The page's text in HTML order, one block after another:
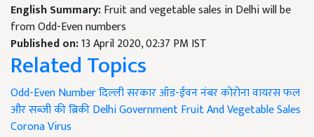
English Summary:Fruit and vegetable sales in Delhi will be
from Odd-Even numbers
Published on:13 April 2020, 02:37 PM IST
Related Topics
Odd-Even Numberदिल्ली सरकारऑड-ईवन नंबरकोरोना वायरसफल
और सब्जी की ब्रिकीDelhi GovernmentFruit And Vegetable Sales
Corona Virus